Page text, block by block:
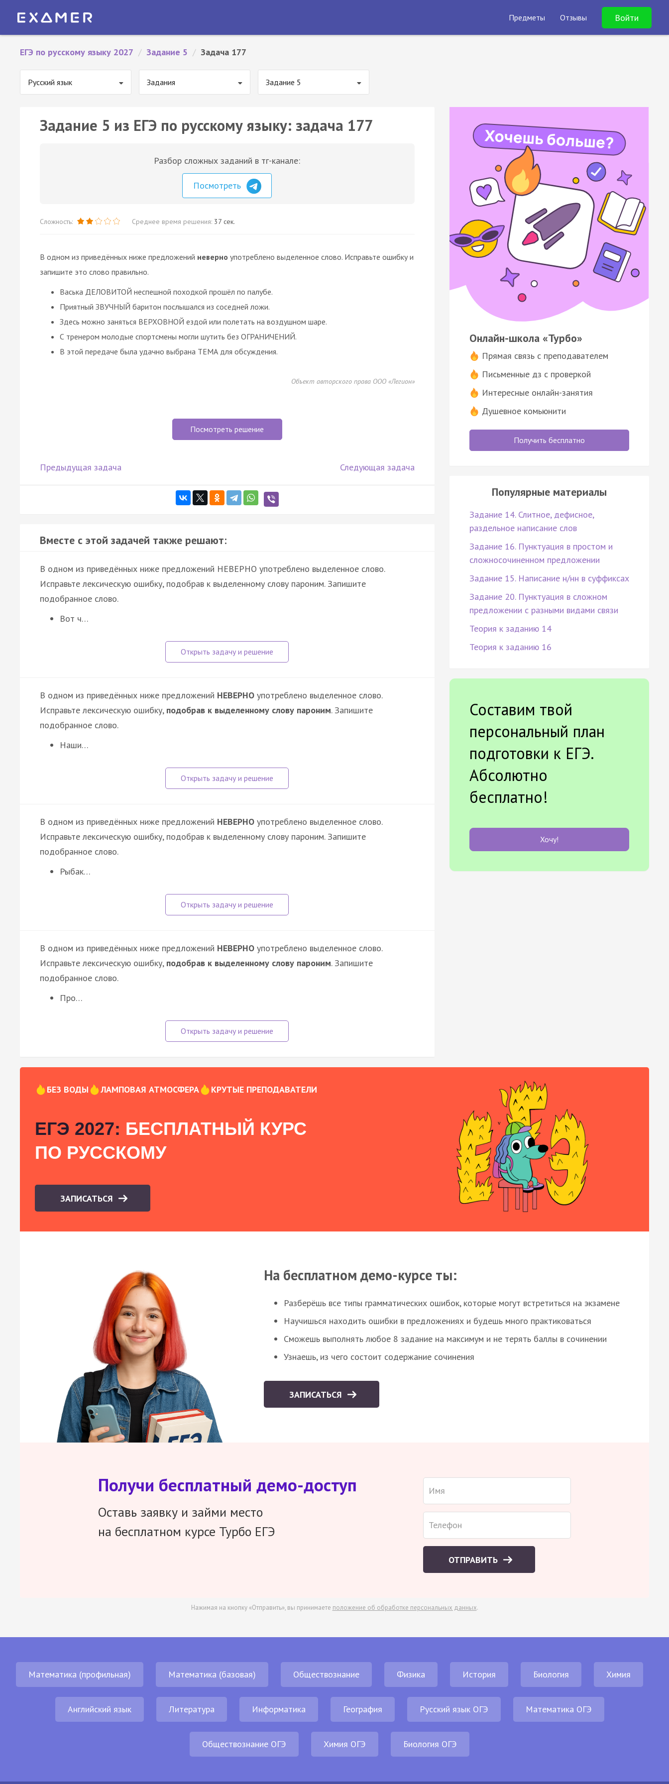
Предметы Отзывы Войти
ЕГЭ по русскому языку 2027 / Задание 5 / Задача 177
Русский язык Задания Задание 5
Задание 5 из ЕГЭ по русскому языку: задача 177
Разбор сложных заданий в тг-канале:
Посмотреть
Сложность: Среднее время решения: 37 сек.
В одном из приведённых ниже предложений неверно употреблено выделенное слово. Исправьте ошибку и
запишите это слово правильно.
Васька ДЕЛОВИТОЙ неспешной походкой прошёл по палубе.
Приятный ЗВУЧНЫЙ баритон послышался из соседней ложи.
Здесь можно заняться ВЕРХОВНОЙ ездой или полетать на воздушном шаре.
С тренером молодые спортсмены могли шутить без ОГРАНИЧЕНИЙ.
В этой передаче была удачно выбрана ТЕМА для обсуждения.
Объект авторского права ООО «Легион»
Посмотреть решение
Предыдущая задача Следующая задача
Вместе с этой задачей также решают:
В одном из приведённых ниже предложений НЕВЕРНО употреблено выделенное слово.
Исправьте лексическую ошибку, подобрав к выделенному слову пароним. Запишите
подобранное слово.
Вот ч…
В одном из приведённых ниже предложений НЕВЕРНО употреблено выделенное слово.
Исправьте лексическую ошибку, подобрав к выделенному слову пароним. Запишите
подобранное слово.
Наши…
В одном из приведённых ниже предложений НЕВЕРНО употреблено выделенное слово.
Исправьте лексическую ошибку, подобрав к выделенному слову пароним. Запишите
подобранное слово.
Рыбак…
В одном из приведённых ниже предложений НЕВЕРНО употреблено выделенное слово.
Исправьте лексическую ошибку, подобрав к выделенному слову пароним. Запишите
подобранное слово.
Про…
Онлайн-школа «Турбо»
Прямая связь с преподавателем
Письменные дз с проверкой
Интересные онлайн-занятия
Душевное комьюнити
Получить бесплатно
Популярные материалы
Задание 14. Слитное, дефисное,
раздельное написание слов
Задание 16. Пунктуация в простом и
сложносочиненном предложении
Задание 15. Написание н/нн в суффиксах
Задание 20. Пунктуация в сложном
предложении с разными видами связи
Теория к заданию 14
Теория к заданию 16
Составим твой
персональный план
подготовки к ЕГЭ.
Абсолютно
бесплатно!
Хочу!
БЕЗ ВОДЫ ЛАМПОВАЯ АТМОСФЕРА КРУТЫЕ ПРЕПОДАВАТЕЛИ
ЕГЭ 2027: БЕСПЛАТНЫЙ КУРС
ПО РУССКОМУ
ЗАПИСАТЬСЯ
На бесплатном демо-курсе ты:
Разберёшь все типы грамматических ошибок, которые могут встретиться на экзамене
Научишься находить ошибки в предложениях и будешь много практиковаться
Сможешь выполнять любое 8 задание на максимум и не терять баллы в сочинении
Узнаешь, из чего состоит содержание сочинения
ЗАПИСАТЬСЯ
Получи бесплатный демо-доступ
Оставь заявку и займи место
на бесплатном курсе Турбо ЕГЭ
ОТПРАВИТЬ
Нажимая на кнопку «Отправить», вы принимаете положение об обработке персональных данных.
Математика (профильная) Математика (базовая) Обществознание Физика История Биология Химия
Английский язык Литература Информатика География Русский язык ОГЭ Математика ОГЭ
Обществознание ОГЭ Химия ОГЭ Биология ОГЭ